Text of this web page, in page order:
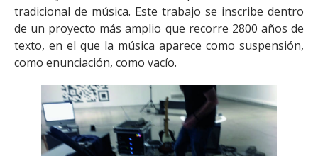
tradicional de música. Este trabajo se inscribe dentro
de un proyecto más amplio que recorre 2800 años de
texto, en el que la música aparece como suspensión,
como enunciación, como vacío.